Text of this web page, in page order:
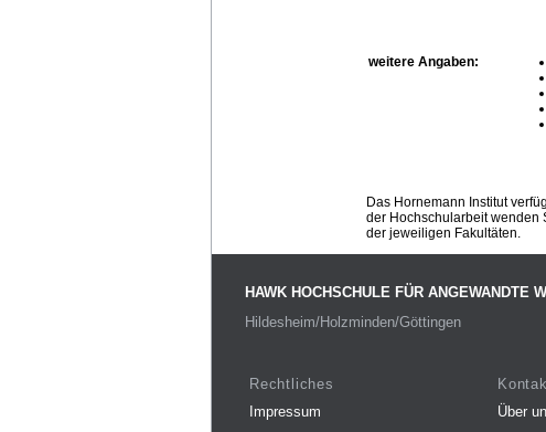
weitere Angaben:
Das Hornemann Institut
der Hochschularbeit wenden
der jeweiligen Fakultäten.
HAWK HOCHSCHULE FÜR ANGEWANDTE
Hildesheim/Holzminden/Göttingen
Rechtliches
Impressum
Über